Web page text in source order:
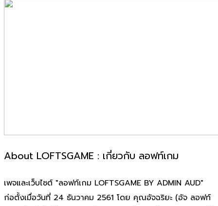
About LOFTSGAME : เกี่ยวกับ ลอฟท์เกม
เพจและเว็บไซต์ "ลอฟท์เกม LOFTSGAME BY ADMIN AUD"
ก่อตั้งเมื่อวันที่ 24 ธันวาคม 2561 โดย คุณอัจฉริยะ (อัจ ลอฟท์